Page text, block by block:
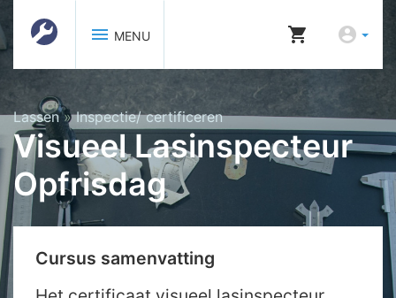
menu MENU shopping_cart account_circle
Lassen »Inspectie/ certificeren
Visueel Lasinspecteur
Opfrisdag
Cursus samenvatting